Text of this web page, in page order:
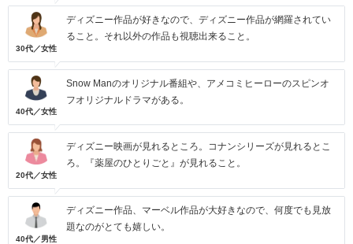
30代／女性
ディズニー作品が好きなので、ディズニー作品が網羅されてい
ること。それ以外の作品も視聴出来ること。
40代／女性
Snow Manのオリジナル番組や、アメコミヒーローのスピンオ
フオリジナルドラマがある。
20代／女性
ディズニー映画が見れるところ。コナンシリーズが見れるとこ
ろ。『薬屋のひとりごと』が見れること。
40代／男性
ディズニー作品、マーベル作品が大好きなので、何度でも見放
題なのがとても嬉しい。